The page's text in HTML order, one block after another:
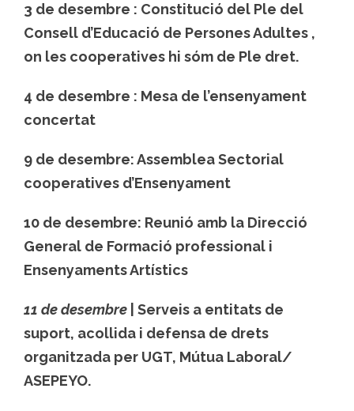
3 de desembre : Constitució del Ple del
Consell d’Educació de Persones Adultes ,
on les cooperatives hi sóm de Ple dret.
4 de desembre : Mesa de l’ensenyament
concertat
9 de desembre:Assemblea Sectorial
cooperatives d’Ensenyament
10 de desembre: Reunió amb la Direcció
General de Formació professional i
Ensenyaments Artístics
11 de desembre
Serveis a entitats de
suport, acollida i defensa de drets
organitzada per UGT, Mútua Laboral/
ASEPEYO.